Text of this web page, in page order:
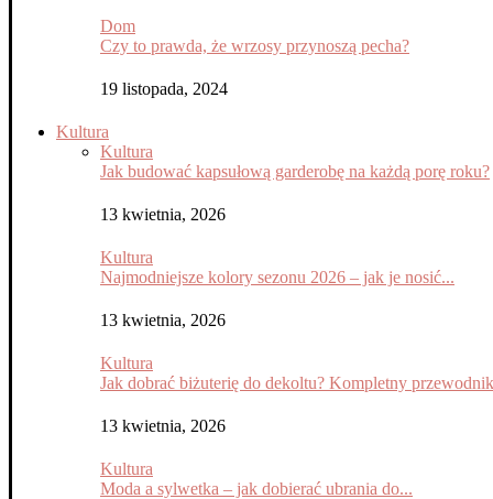
Dom
Czy to prawda, że wrzosy przynoszą pecha?
19 listopada, 2024
Kultura
Kultura
Jak budować kapsułową garderobę na każdą porę roku?
13 kwietnia, 2026
Kultura
Najmodniejsze kolory sezonu 2026 – jak je nosić...
13 kwietnia, 2026
Kultura
Jak dobrać biżuterię do dekoltu? Kompletny przewodnik
13 kwietnia, 2026
Kultura
Moda a sylwetka – jak dobierać ubrania do...